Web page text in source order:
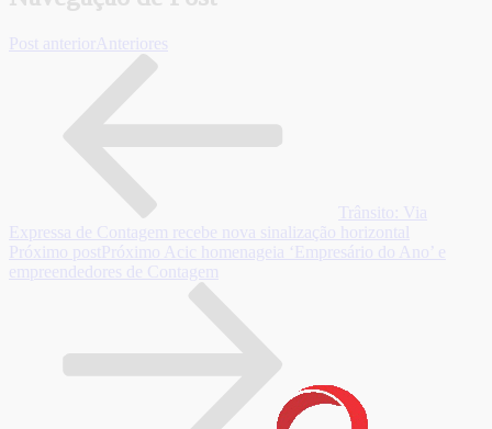
Post anterior Anteriores
Trânsito: Via
Expressa de Contagem recebe nova sinalização horizontal
Próximo post Próximo Acic homenageia ‘Empresário do Ano’ e
empreendedores de Contagem